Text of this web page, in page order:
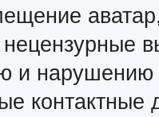
и нарушению
контактные